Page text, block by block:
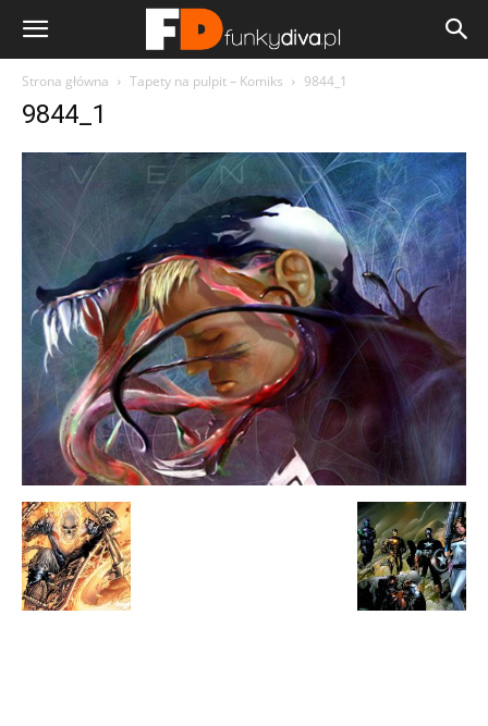
Strona główna Tapety na pulpit – Komiks 9844_1
9844_1